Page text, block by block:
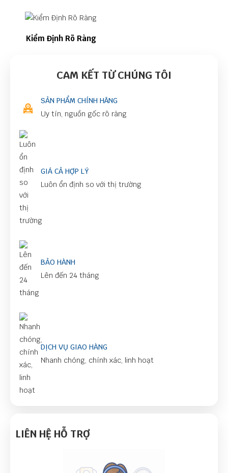
Kiểm Định Rõ Ràng
CAM KẾT TỪ CHÚNG TÔI
SẢN PHẨM CHÍNH HÃNG
Uy tín, nguồn gốc rõ ràng
GIÁ CẢ HỢP LÝ
Luôn ổn định so với thị trường
BẢO HÀNH
Lên đến 24 tháng
DỊCH VỤ GIAO HÀNG
Nhanh chóng, chính xác, linh hoạt
LIÊN HỆ HỖ TRỢ